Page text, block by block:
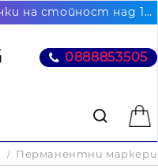
Безплатна доставка за поръчки на стойност над 102.26€ / 200лв. до най-близкия до Вас офис на Еконт
0888853505
Перманентни маркери